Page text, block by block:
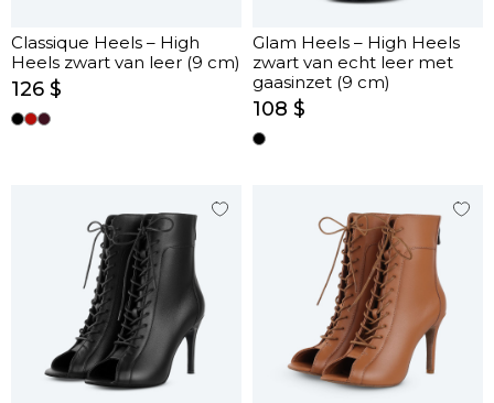
Classique Heels – High
Heels zwart van leer (9 cm)
126 $
Glam Heels – High Heels
zwart van echt leer met
gaasinzet (9 cm)
108 $